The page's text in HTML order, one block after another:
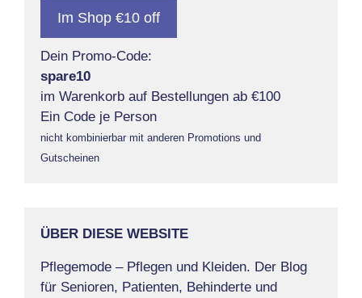
Im Shop €10 off
Dein Promo-Code:
spare10
im Warenkorb auf Bestellungen ab €100
Ein Code je Person
nicht kombinierbar mit anderen Promotions und
Gutscheinen
ÜBER DIESE WEBSITE
Pflegemode – Pflegen und Kleiden. Der Blog
für Senioren, Patienten, Behinderte und